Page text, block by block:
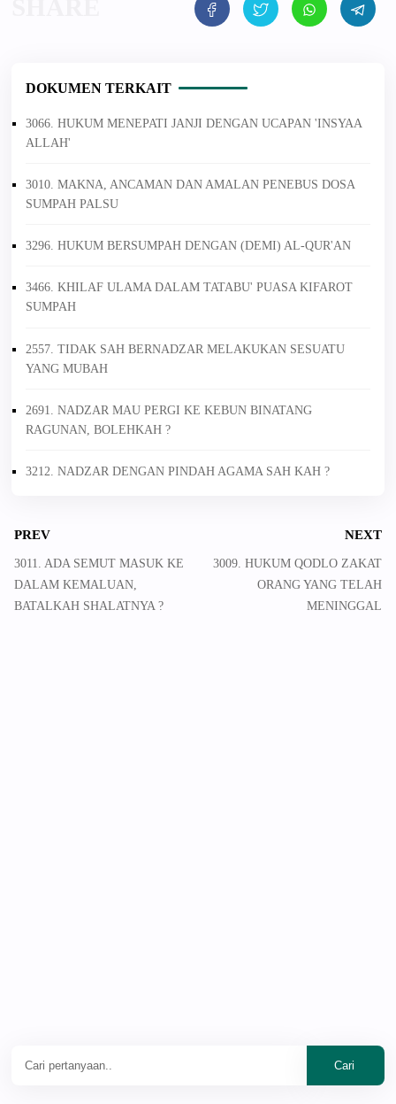
DOKUMEN TERKAIT
3066. HUKUM MENEPATI JANJI DENGAN UCAPAN 'INSYAA
ALLAH'
3010. MAKNA, ANCAMAN DAN AMALAN PENEBUS DOSA
SUMPAH PALSU
3296. HUKUM BERSUMPAH DENGAN (DEMI) AL-QUR'AN
3466. KHILAF ULAMA DALAM TATABU' PUASA KIFAROT
SUMPAH
2557. TIDAK SAH BERNADZAR MELAKUKAN SESUATU
YANG MUBAH
2691. NADZAR MAU PERGI KE KEBUN BINATANG
RAGUNAN, BOLEHKAH ?
3212. NADZAR DENGAN PINDAH AGAMA SAH KAH ?
PREV
3011. ADA SEMUT MASUK KE
DALAM KEMALUAN,
BATALKAH SHALATNYA ?
NEXT
3009. HUKUM QODLO ZAKAT
ORANG YANG TELAH
MENINGGAL